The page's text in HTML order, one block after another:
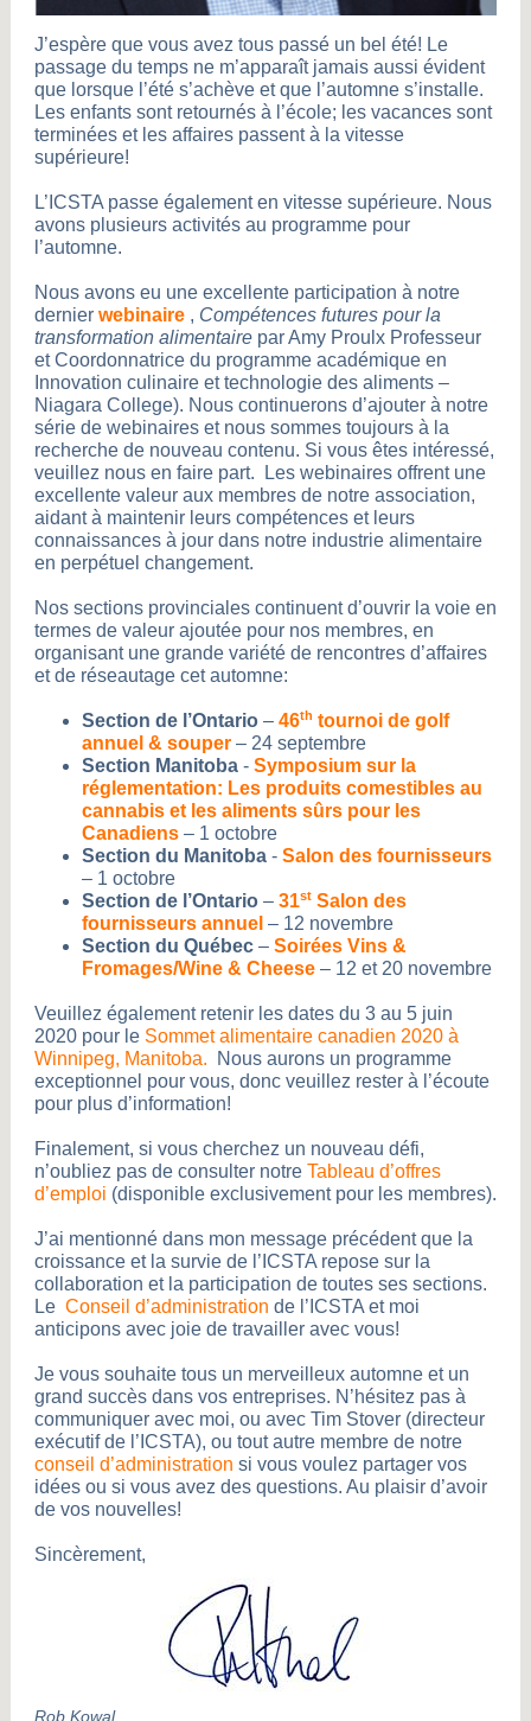
J’espère que vous avez tous passé un bel été! Le
passage du temps ne m’apparaît jamais aussi évident
que lorsque l’été s’achève et que l’automne s’installe.
Les enfants sont retournés à l’école; les vacances sont
terminées et les affaires passent à la vitesse
supérieure!
L’ICSTA passe également en vitesse supérieure. Nous
avons plusieurs activités au programme pour
l’automne.
Nous avons eu une excellente participation à notre
dernier webinaire , Compétences futures pour la
transformation alimentaire par Amy Proulx Professeur
et Coordonnatrice du programme académique en
Innovation culinaire et technologie des aliments –
Niagara College). Nous continuerons d’ajouter à notre
série de webinaires et nous sommes toujours à la
recherche de nouveau contenu. Si vous êtes intéressé,
veuillez nous en faire part. Les webinaires offrent une
excellente valeur aux membres de notre association,
aidant à maintenir leurs compétences et leurs
connaissances à jour dans notre industrie alimentaire
en perpétuel changement.
Nos sections provinciales continuent d’ouvrir la voie en
termes de valeur ajoutée pour nos membres, en
organisant une grande variété de rencontres d’affaires
et de réseautage cet automne:
Section de l’Ontario – 46th tournoi de golf
annuel & souper – 24 septembre
Section Manitoba - Symposium sur la
réglementation: Les produits comestibles au
cannabis et les aliments sûrs pour les
Canadiens – 1 octobre
Section du Manitoba - Salon des fournisseurs
– 1 octobre
Section de l’Ontario – 31st Salon des
fournisseurs annuel – 12 novembre
Section du Québec – Soirées Vins &
Fromages/Wine & Cheese – 12 et 20 novembre
Veuillez également retenir les dates du 3 au 5 juin
2020 pour le Sommet alimentaire canadien 2020 à
Winnipeg, Manitoba.
Nous aurons un programme
exceptionnel pour vous, donc veuillez rester à l’écoute
pour plus d’information!
Finalement, si vous cherchez un nouveau défi,
n’oubliez pas de consulter notre Tableau d’offres
d’emploi (disponible exclusivement pour les membres).
J’ai mentionné dans mon message précédent que la
croissance et la survie de l’ICSTA repose sur la
collaboration et la participation de toutes ses sections.
Le Conseil d’administration de l’ICSTA et moi
anticipons avec joie de travailler avec vous!
Je vous souhaite tous un merveilleux automne et un
grand succès dans vos entreprises. N’hésitez pas à
communiquer avec moi, ou avec Tim Stover (directeur
exécutif de l’ICSTA), ou tout autre membre de notre
conseil d’administration si vous voulez partager vos
idées ou si vous avez des questions. Au plaisir d’avoir
de vos nouvelles!
Sincèrement,
Rob Kowal